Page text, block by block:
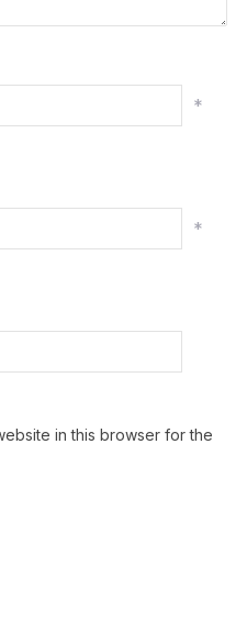
*
*
in this browser for the